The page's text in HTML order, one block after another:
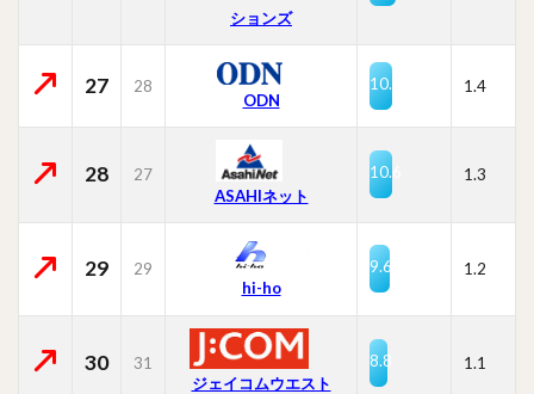
ションズ
27 28
ODN
10.9 1.4
28
27
ASAHIネット
10.6 1.3
29
29
hi-ho
9.6 1.2
30
31
ジェイコムウエスト
8.8 1.1